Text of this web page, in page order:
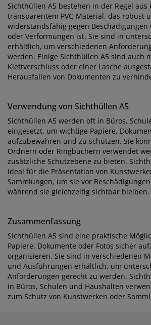
Sichthüllen A5 bestehen in der Regel aus
transparentem PVC-Material, das robust
widerstandsfähig gegen Beschädigungen
oder Verformungen ist. Sie sind in
erhältlich, um verschiedenen
werden. Einige Sichthüllen A5 sind auch
Klettverschluss oder einer Lasche
Herausfallen von Dokumenten zu
Verwendung von Sichthüllen A5
Sichthüllen A5 werden oft in Büros,
eingesetzt, um wichtige Papiere,
aufzubewahren und zu schützen. Sie
Ordnern oder Ringbüchern verwendet
zusätzliche Schutzebene zu bieten.
ideal für die Präsentation von
Sammlungen, um sie vor
während sie gleichzeitig sichtbar bleiben.
Zusammenfassung
Sichthüllen A5 sind eine praktische
Papiere, Dokumente oder Fotos sicher
organisieren. Sie sind in verschiedenen
und Ausführungen erhältlich, um
Anforderungen gerecht zu werden.
in Büros, Schulen und Haushalten
zum Schutz von Kunstwerken oder